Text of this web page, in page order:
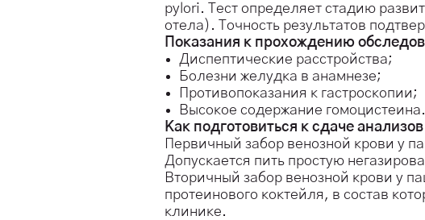
pylori. Тест определяет стадию
отела). Точность результатов
Показания к прохождению
Диспептические расстройства;
Болезни желудка в анамнезе;
Противопоказания к гастроскопии;
Высокое содержание гомоцистеина.
Как подготовиться к сдаче анализов
Первичный забор венозной крови у
Допускается пить простую
Вторичный забор венозной крови у
протеинового коктейля, в состав
клинике.